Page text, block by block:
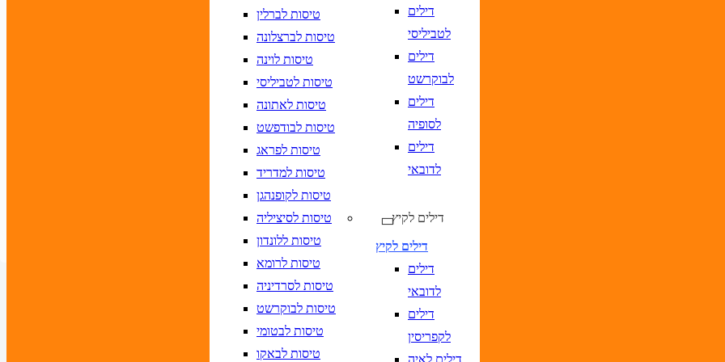
טיסות לברלין
טיסות לברצלונה
טיסות לוינה
טיסות לטביליסי
טיסות לאתונה
טיסות לבודפשט
טיסות לפראג
טיסות למדריד
טיסות לקופנהגן
טיסות לסיציליה
טיסות ללונדון
טיסות לרומא
טיסות לסרדיניה
טיסות לבוקרשט
טיסות לבטומי
טיסות לבאקו
דילים
לטביליסי
דילים
לבוקרשט
דילים
לסופיה
דילים
לדובאי
דילים לקיץ
דילים לקיץ
דילים
לדובאי
דילים
לקפריסין
דילים לאיה
נא לוודא בחירת יעד לפני בחירת תאריך,
נא לוודא בחירת יעד לפני בחירת תאריך,
נא לוודא בחירת יעד לפני בחירת תאריך,